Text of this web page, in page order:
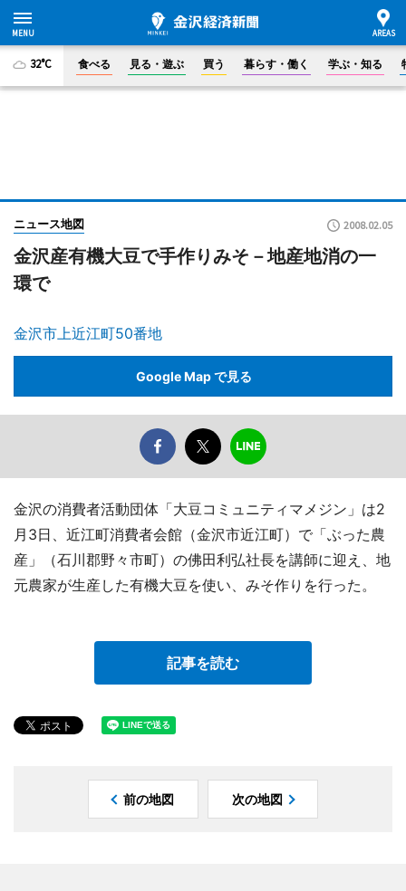
32°C 食べる 見る・遊ぶ 買う 暮らす・働く 学ぶ・知る
ニュース地図 2008.02.05
金沢産有機大豆で手作りみそ－地産地消の一
環で
金沢市上近江町50番地
Google Map で見る
金沢の消費者活動団体「大豆コミュニティマメジン」は2
月3日、近江町消費者会館（金沢市近江町）で「ぶった農
産」（石川郡野々市町）の佛田利弘社長を講師に迎え、地
元農家が生産した有機大豆を使い、みそ作りを行った。
記事を読む
前の地図 次の地図